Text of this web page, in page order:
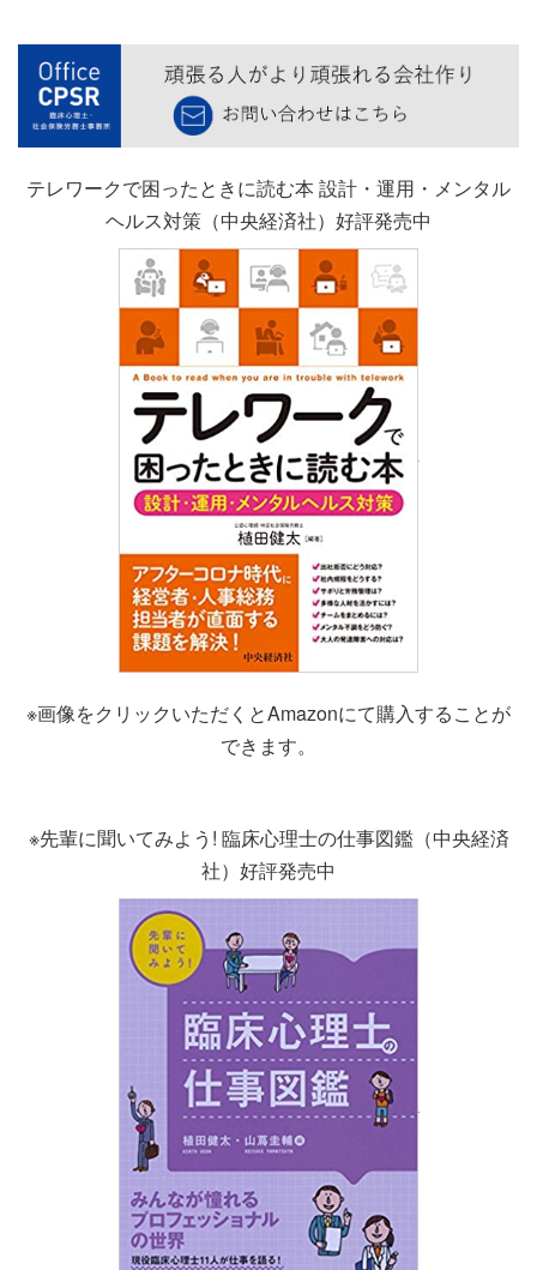
テレワークで困ったときに読む本 設計・運用・メンタル
ヘルス対策（中央経済社）好評発売中
※画像をクリックいただくとAmazonにて購入することが
できます。
※先輩に聞いてみよう! 臨床心理士の仕事図鑑（中央経済
社）好評発売中